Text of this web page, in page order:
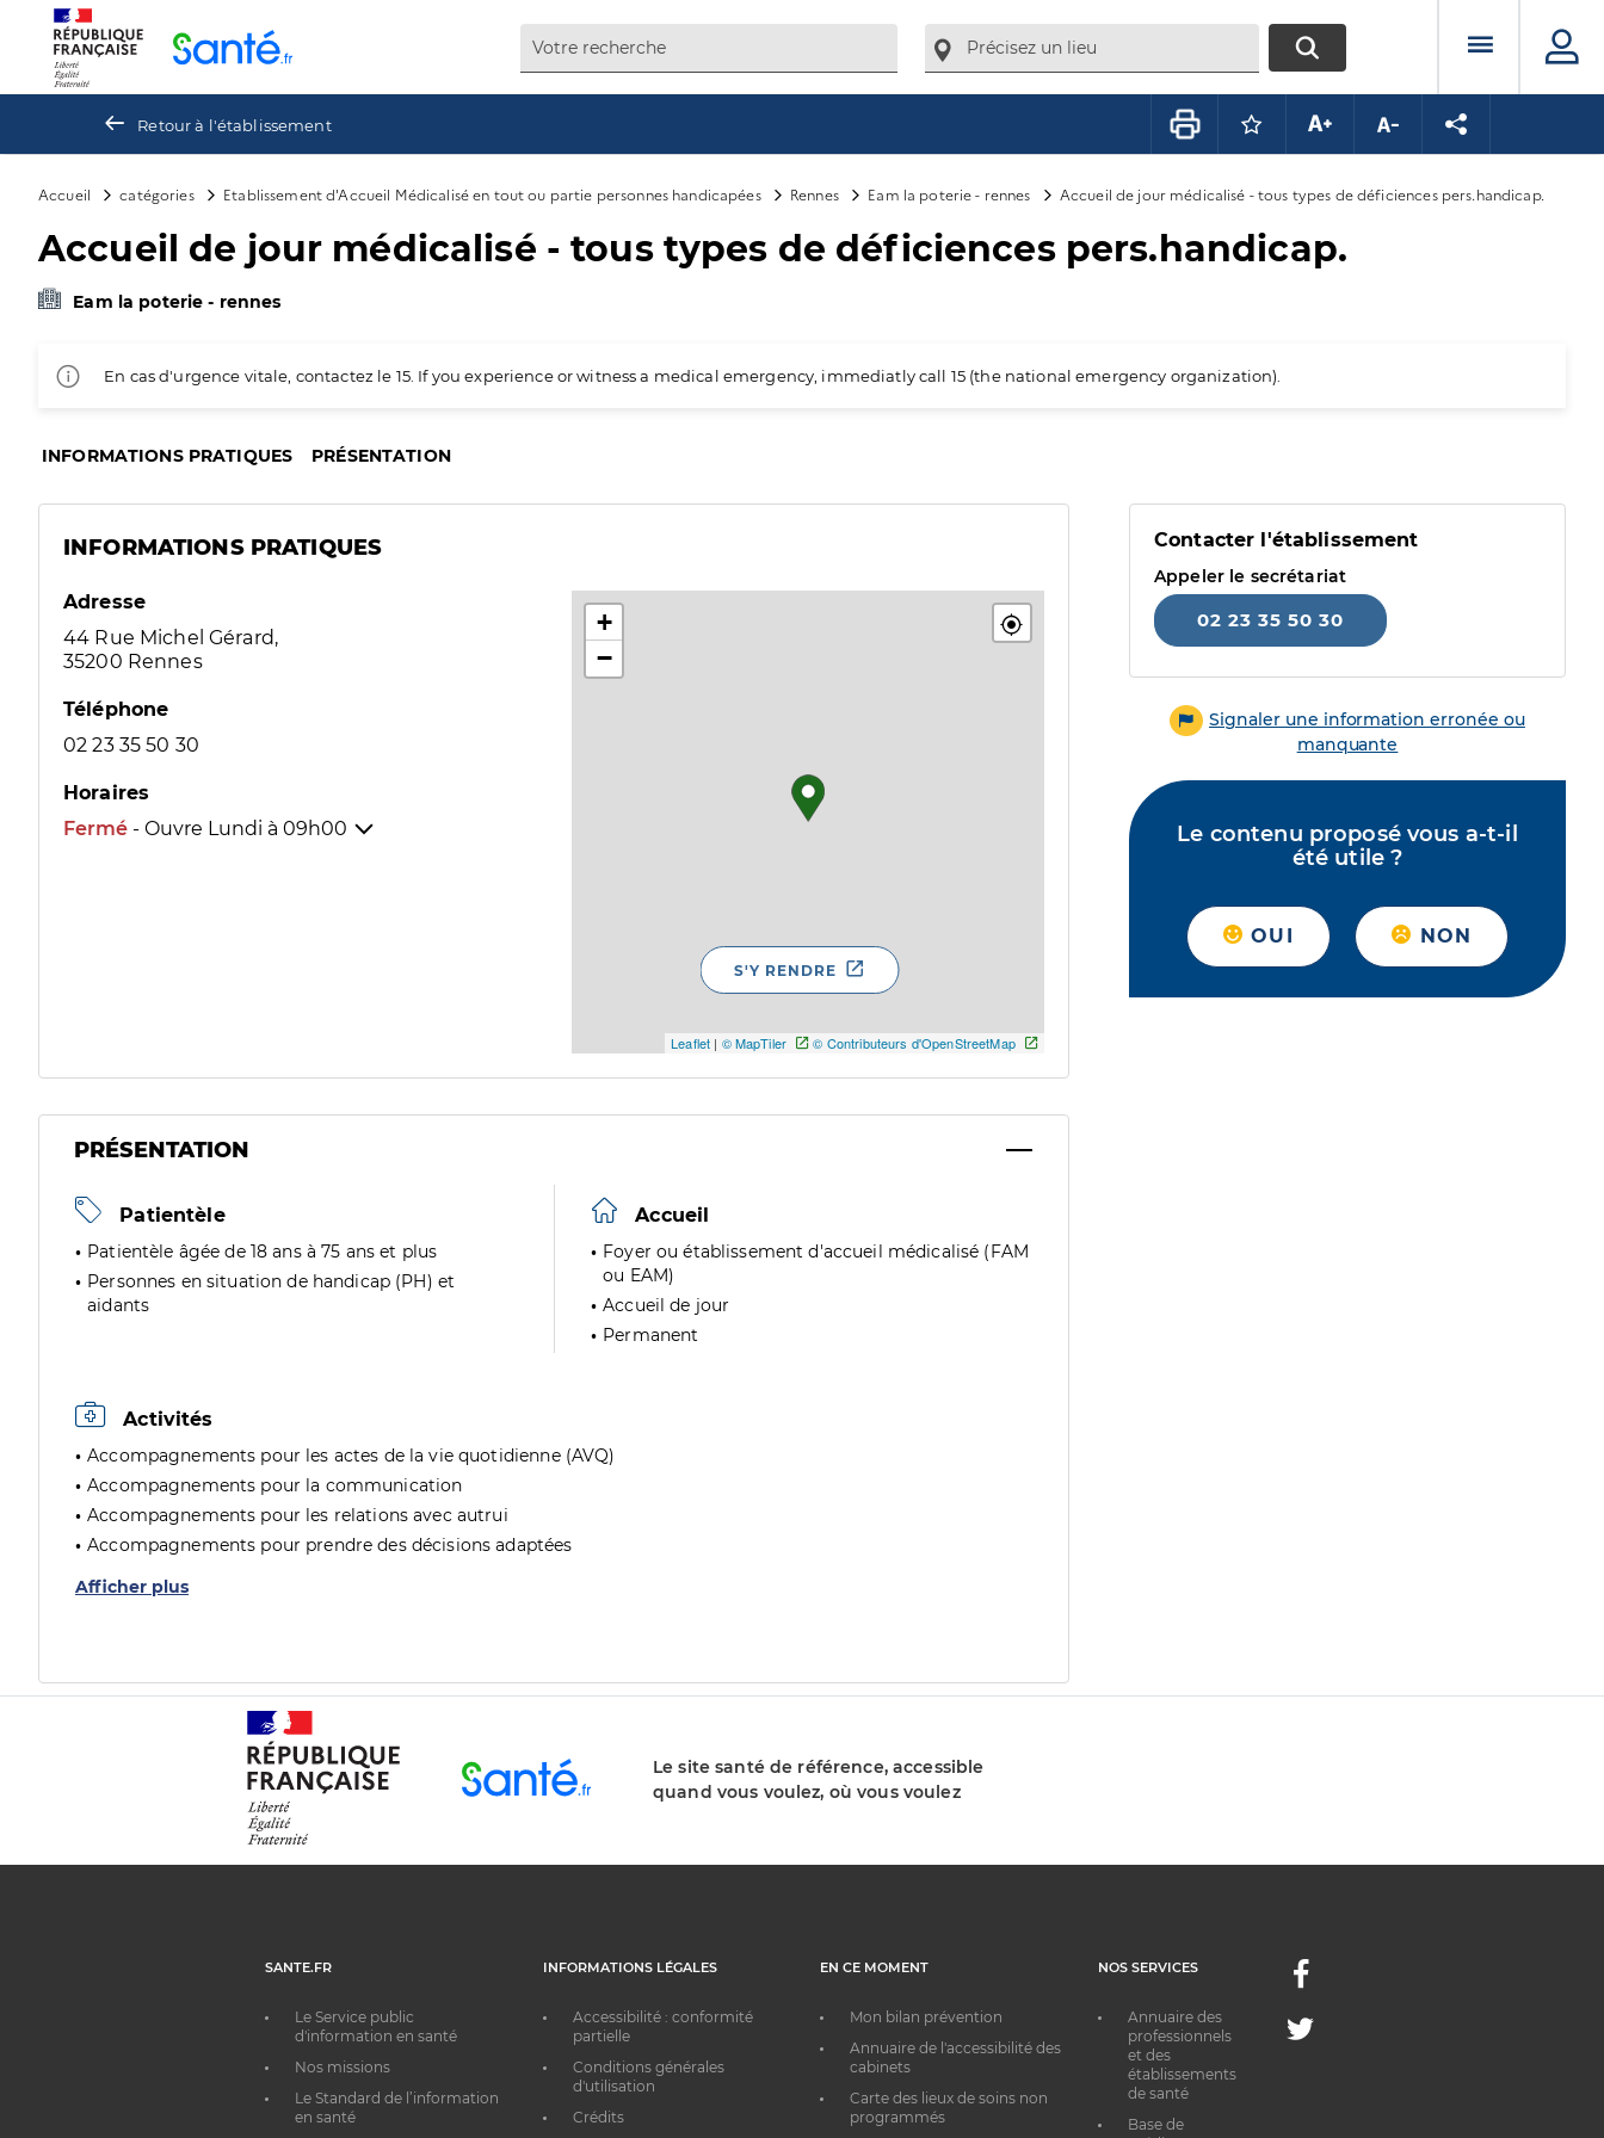
RECHERCHERMenu
Retour à l'établissement Connectez-vous pour mettre ce
Augmenter la taille du texte
Diminuer la taille du
Partager la
Accueil catégories Etablissement d'Accueil Médicalisé en tout ou partie personnes handicapées Rennes Eam la poterie - rennes Accueil de jour médicalisé - tous types de déficiences pers.handicap.
Accueil de jour médicalisé - tous types de déficiences pers.handicap.
Eam la poterie - rennes
En cas d'urgence vitale, contactez le 15. If you experience or witness a medical emergency, immediatly call 15 (the national emergency organization).
INFORMATIONS PRATIQUES PRÉSENTATION
INFORMATIONS PRATIQUES
Adresse
44 Rue Michel Gérard,
35200 Rennes
Téléphone
02 23 35 50 30
Horaires
Fermé - Ouvre Lundi à 09h00
+
−
Leaflet | © MapTiler © Contributeurs d'OpenStreetMap
S'Y RENDRE
PRÉSENTATION
Patientèle
Patientèle âgée de 18 ans à 75 ans et plus
Personnes en situation de handicap (PH) et
aidants
Accueil
Foyer ou établissement d'accueil médicalisé (FAM
ou EAM)
Accueil de jour
Permanent
Activités
Accompagnements pour les actes de la vie quotidienne (AVQ)
Accompagnements pour la communication
Accompagnements pour les relations avec autrui
Accompagnements pour prendre des décisions adaptées
Afficher plus
Contacter l'établissement
Appeler le secrétariat
02 23 35 50 30
Signaler une information erronée ou
manquante
Le contenu proposé vous a-t-il
été utile ?
OUI NON
Le site santé de référence, accessible
quand vous voulez, où vous voulez
SANTE.FR
Le Service public
d'information en santé
Nos missions
Le Standard de l’information
en santé
INFORMATIONS LÉGALES
Accessibilité : conformité
partielle
Conditions générales
d'utilisation
Crédits
EN CE MOMENT
Mon bilan prévention
Annuaire de l'accessibilité des
cabinets
Carte des lieux de soins non
programmés
NOS SERVICES
Annuaire des
professionnels
et des
établissements
de santé
Base de
Facebook
Twitter
Panneau de gestion des cookies